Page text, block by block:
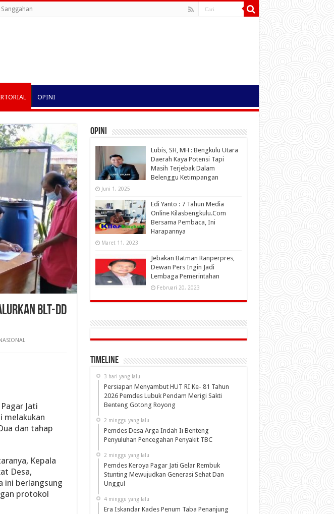
Sanggahan
OPINI
BLT-DD
NASIONAL
Jati
melakukan
dan tahap
Kepala
Desa,
ini berlangsung
protokol
OPINI
Lubis, SH, MH : Bengkulu Utara
Daerah Kaya Potensi Tapi
Masih Terjebak Dalam
Belenggu Ketimpangan
Juni 1, 2025
Edi Yanto : 7 Tahun Media
Online Kilasbengkulu.Com
Bersama Pembaca, Ini
Harapannya
Maret 11, 2023
Jebakan Batman Ranperpres,
Dewan Pers Ingin Jadi
Lembaga Pemerintahan
Februari 20, 2023
Timeline
3 hari yang lalu
Persiapan Menyambut HUT RI Ke- 81 Tahun
2026 Pemdes Lubuk Pendam Merigi Sakti
Benteng Gotong Royong
2 minggu yang lalu
Pemdes Desa Arga Indah Ii Benteng
Penyuluhan Pencegahan Penyakit TBC
2 minggu yang lalu
Pemdes Keroya Pagar Jati Gelar Rembuk
Stunting Mewujudkan Generasi Sehat Dan
Unggul
4 minggu yang lalu
Era Iskandar Kades Penum Taba Penanjung